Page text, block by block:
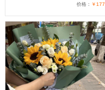
价格： ￥177